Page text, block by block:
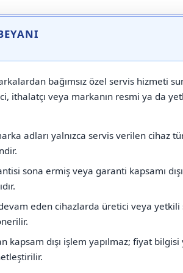
bağımsız özel servis hizmeti
ithalatçı veya markanın resmi ya da
adları yalnızca servis verilen cihaz
sona ermiş veya garanti kapsamı
eden cihazlarda üretici veya yetkili
kapsam dışı işlem yapılmaz; fiyat
⚠️ Markadan Bağımsız "Özel
Hotpoint Servisi